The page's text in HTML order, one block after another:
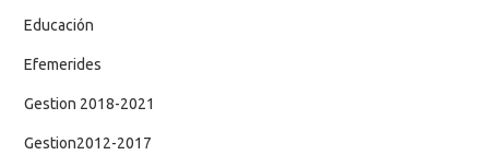
Educación
Efemerides
Gestion 2018-2021
Gestion2012-2017